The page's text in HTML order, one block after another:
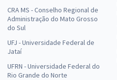
CRA MS - Conselho Regional de
Administração do Mato Grosso
do Sul
UFJ - Universidade Federal de
Jataí
UFRN - Universidade Federal do
Rio Grande do Norte